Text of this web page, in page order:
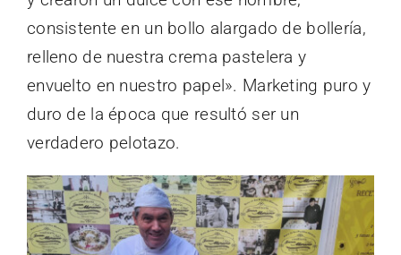
consistente en un bollo alargado de bollería,
relleno de nuestra crema pastelera y
envuelto en nuestro papel». Marketing puro y
duro de la época que resultó ser un
verdadero pelotazo.